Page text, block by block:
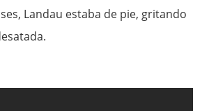
Landau estaba de pie, gritando